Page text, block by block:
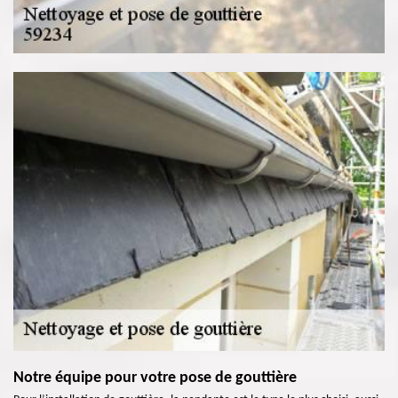
Notre équipe pour votre pose de gouttière